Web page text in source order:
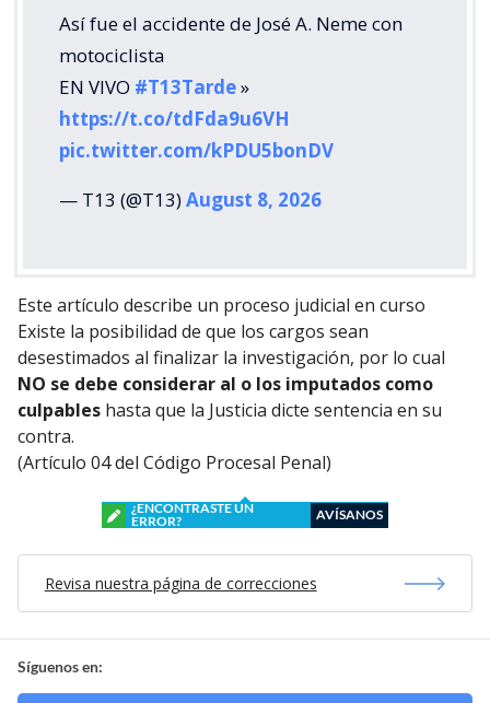
Así fue el accidente de José A. Neme con
motociclista
EN VIVO #T13Tarde»
https://t.co/tdFda9u6VH
pic.twitter.com/kPDU5bonDV
— T13 (@T13)August 8, 2026
Este artículo describe un proceso judicial en curso
Existe la posibilidad de que los cargos sean
desestimados al finalizar la investigación, por lo cual
NO se debe considerar al o los imputados como
culpables hasta que la Justicia dicte sentencia en su
contra.
(Artículo 04 del Código Procesal Penal)
¿ENCONTRASTE UN
ERROR?
AVÍSANOS
Revisa nuestra página de correcciones
Síguenos en: